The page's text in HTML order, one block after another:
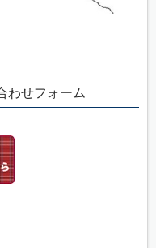
わせフォーム